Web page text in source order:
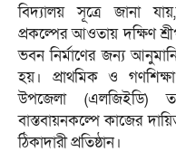
বিদ্যালয় সূত্রে জানা
প্রকল্পের আওতায় দক্ষিণ
ভবন নির্মাণের জন্য
হয়। প্রাথমিক ও
উপজেলা (এলজিইডি)
বাস্তবায়নকল্পে কাজের
ঠিকাদারী প্রতিষ্ঠান।